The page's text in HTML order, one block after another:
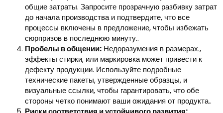
общие затраты. Запросите прозрачную разбивку затрат
до начала производства и подтвердите, что все
процессы включены в предложение, чтобы избежать
сюрпризов в последнюю минуту..
Пробелы в общении: Недоразумения в размерах.,
эффекты стирки, или маркировка может привести к
дефекту продукции. Используйте подробные
технические пакеты, утвержденные образцы, и
визуальные ссылки, чтобы гарантировать, что обе
стороны четко понимают ваши ожидания от продукта..